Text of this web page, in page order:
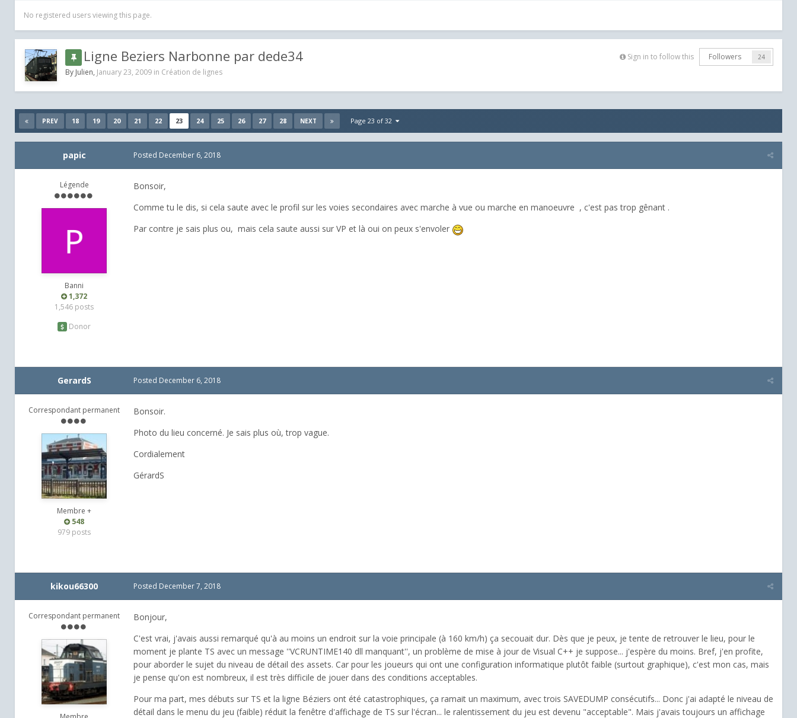
No registered users viewing this page.
Sign in to follow this Followers 24
Ligne Beziers Narbonne par dede34
By Julien, January 23, 2009 in Création de lignes
PREV 18 19 20 21 22 23 24 25 26 27 28 NEXT Page 23 of 32
papic
Légende
Banni
1,372
1,546 posts
Donor
Posted December 6, 2018
Bonsoir,
Comme tu le dis, si cela saute avec le profil sur les voies secondaires avec marche à vue ou marche en manoeuvre , c'est pas trop gênant .
Par contre je sais plus ou, mais cela saute aussi sur VP et là oui on peux s'envoler
GerardS
Correspondant permanent
Membre +
548
979 posts
Posted December 6, 2018
Bonsoir.
Photo du lieu concerné. Je sais plus où, trop vague.
Cordialement
GérardS
kikou66300
Correspondant permanent
Posted December 7, 2018
Bonjour,
C'est vrai, j'avais aussi remarqué qu'à au moins un endroit sur la voie principale (à 160 km/h) ça secouait dur. Dès que je peux, je tente de retrouver le lieu, pour le
moment je plante TS avec un message ''VCRUNTIME140 dll manquant'', un problème de mise à jour de Visual C++ je suppose... j'espère du moins. Bref, j'en profite,
pour aborder le sujet du niveau de détail des assets. Car pour les joueurs qui ont une configuration informatique plutôt faible (surtout graphique), c'est mon cas, mais
je pense qu'on est nombreux, il est très difficile de jouer dans des conditions acceptables.
Pour ma part, mes débuts sur TS et la ligne Béziers ont été catastrophiques, ça ramait un maximum, avec trois SAVEDUMP consécutifs... Donc j'ai adapté le niveau de
détail dans le menu du jeu (faible) réduit la fenêtre d'affichage de TS sur l'écran... le ralentissement du jeu est devenu "acceptable". Mais j'avais toujours un affichage